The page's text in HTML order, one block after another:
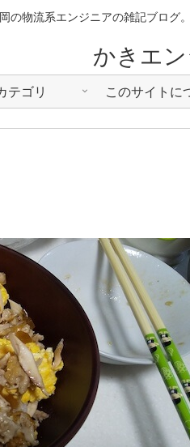
の物流系エンジニアの雑記ブログ
かきエ
テゴリ このサイトに